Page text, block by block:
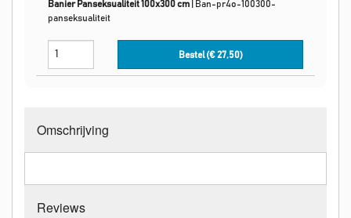
Banier Panseksualiteit 100x300 cm
Ban-pr4o-100300-
panseksualiteit
Bestel (€27,50)
Omschrijving
Reviews